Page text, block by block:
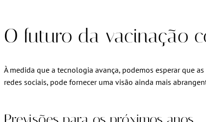
O futuro da vacinação
À medida que a tecnologia avança, podemos esperar que
redes sociais, pode fornecer uma visão ainda mais